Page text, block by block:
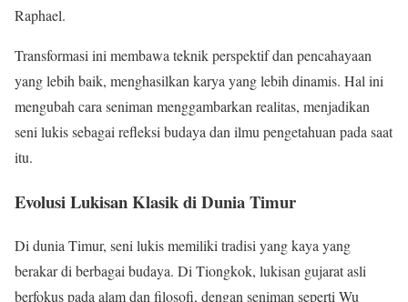
Raphael.
Transformasi ini membawa teknik perspektif dan pencahayaan
yang lebih baik, menghasilkan karya yang lebih dinamis. Hal ini
mengubah cara seniman menggambarkan realitas, menjadikan
seni lukis sebagai refleksi budaya dan ilmu pengetahuan pada saat
itu.
Evolusi Lukisan Klasik di Dunia Timur
Di dunia Timur, seni lukis memiliki tradisi yang kaya yang
berakar di berbagai budaya. Di Tiongkok, lukisan gujarat asli
berfokus pada alam dan filosofi, dengan seniman seperti Wu